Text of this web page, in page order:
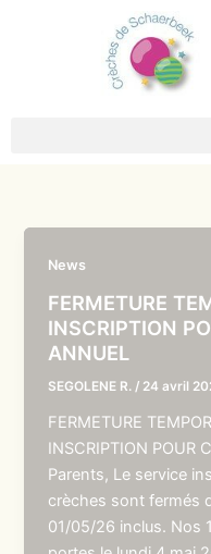
News
FERMETURE
INSCRIPTION
ANNUEL
SEGOLENE R. / 24 avril
FERMETURE
INSCRIPTION POUR
Parents, Le service
crèches sont fermés
01/05/26 inclus. Nos